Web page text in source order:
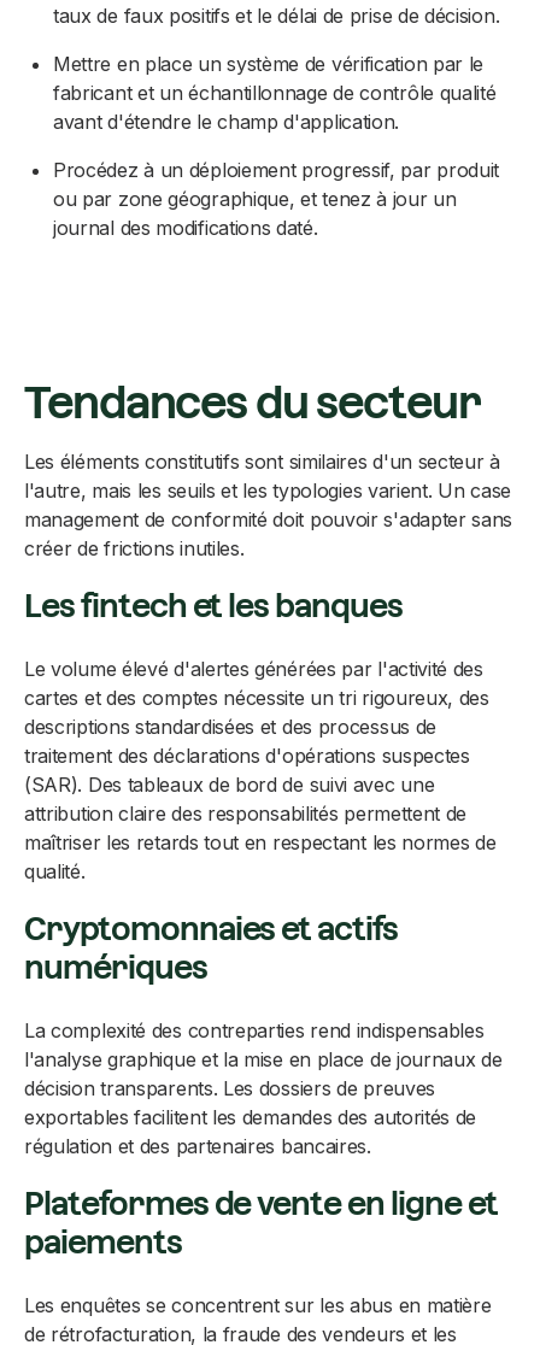
taux de faux positifs et le délai de prise de décision.
Mettre en place un système de vérification par le
fabricant et un échantillonnage de contrôle qualité
avant d'étendre le champ d'application.
Procédez à un déploiement progressif, par produit
ou par zone géographique, et tenez à jour un
journal des modifications daté.
Tendances du secteur
Les éléments constitutifs sont similaires d'un secteur à
l'autre, mais les seuils et les typologies varient. Un case
management de conformité doit pouvoir s'adapter sans
créer de frictions inutiles.
Les fintech et les banques
Le volume élevé d'alertes générées par l'activité des
cartes et des comptes nécessite un tri rigoureux, des
descriptions standardisées et des processus de
traitement des déclarations d'opérations suspectes
(SAR). Des tableaux de bord de suivi avec une
attribution claire des responsabilités permettent de
maîtriser les retards tout en respectant les normes de
qualité.
Cryptomonnaies et actifs
numériques
La complexité des contreparties rend indispensables
l'analyse graphique et la mise en place de journaux de
décision transparents. Les dossiers de preuves
exportables facilitent les demandes des autorités de
régulation et des partenaires bancaires.
Plateformes de vente en ligne et
paiements
Les enquêtes se concentrent sur les abus en matière
de rétrofacturation, la fraude des vendeurs et les